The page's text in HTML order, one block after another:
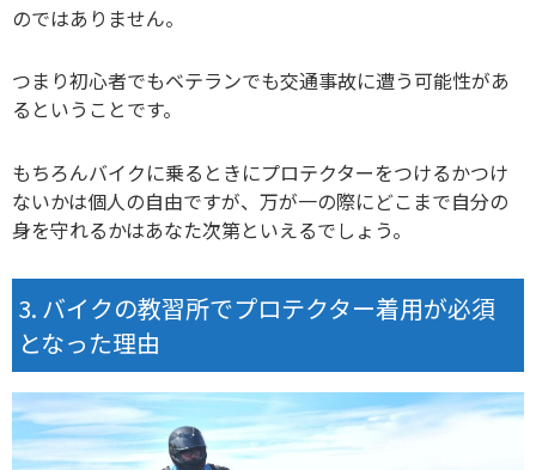
のではありません。
つまり初心者でもベテランでも交通事故に遭う可能性があ
るということです。
もちろんバイクに乗るときにプロテクターをつけるかつけ
ないかは個人の自由ですが、万が一の際にどこまで自分の
身を守れるかはあなた次第といえるでしょう。
バイクの教習所でプロテクター着用が必須
となった理由